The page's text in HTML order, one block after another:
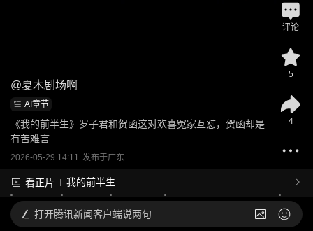
@夏木剧场啊
AI章节
《我的前半生》罗子君和贺函这对欢喜冤家互怼，贺函却是
有苦难言
2026-05-29 14:11 发布于广东
看正片 我的前半生
评论
5
4
打开腾讯新闻客户端说两句